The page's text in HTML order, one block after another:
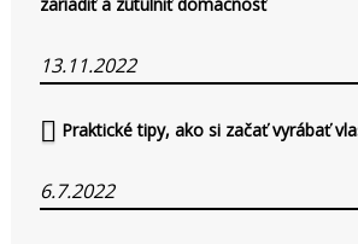
13.11.2022
Praktické tipy, ako si začať vyrábať
6.7.2022